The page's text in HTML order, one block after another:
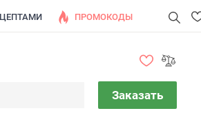
ПРОМОКОДЫ
Заказать